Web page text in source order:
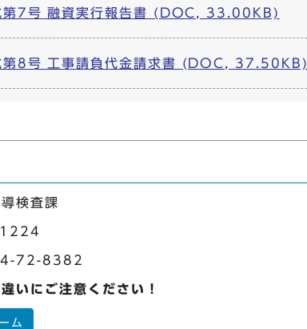
第7号 融資実行報告書 (DOC, 33.00KB)
第8号 工事請負代金請求書 (DOC, 37.50KB)
検査課
72-8382
いにご注意ください！
ム